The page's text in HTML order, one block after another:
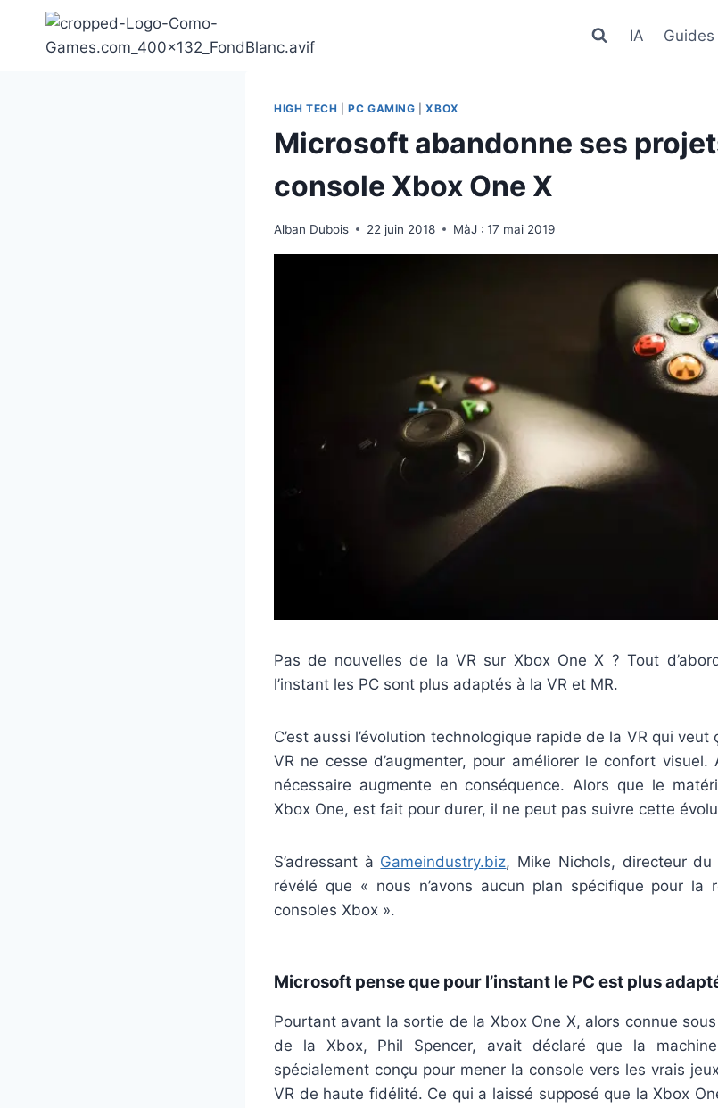
contenu
IA
HIGH TECH |PC GAMING |XBOX
Microsoft abandonne ses
console Xbox One X
Alban Dubois 22 juin 2018 MàJ : 17 mai 2019
Pas de nouvelles de la VR sur Xbox One X ? Tout
l’instant les PC sont plus adaptés à la VR et MR.
C’est aussi l’évolution technologique rapide de la VR qui
VR ne cesse d’augmenter, pour améliorer le confort visuel.
nécessaire augmente en conséquence. Alors que le
Xbox One, est fait pour durer, il ne peut pas suivre cette
S’adressant à Gameindustry.biz, Mike Nichols, directeur
révélé que « nous n’avons aucun plan spécifique pour
consoles Xbox ».
Microsoft pense que pour l’instant le PC est plus
Pourtant avant la sortie de la Xbox One X, alors connue
de la Xbox, Phil Spencer, avait déclaré que la
spécialement conçu pour mener la console vers les vrais
VR de haute fidélité. Ce qui a laissé supposé que la Xbox